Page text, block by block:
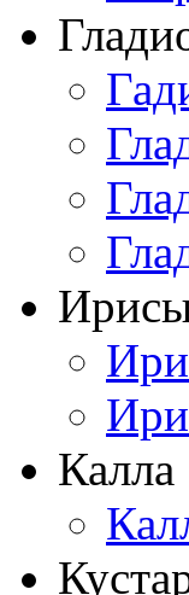
Калла